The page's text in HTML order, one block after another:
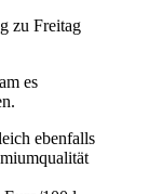
zu Freitag
es
ebenfalls